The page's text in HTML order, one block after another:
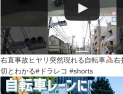
右直事故ヒヤリ突然現れる自転車
右
切とわかる#ドラレコ #shorts